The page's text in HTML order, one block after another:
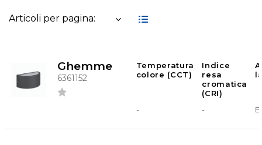
Articoli per pagina:
Ghemme
6361152
Temperatura
colore (CCT)
Indice
resa
cromatica
(CRI)
- -